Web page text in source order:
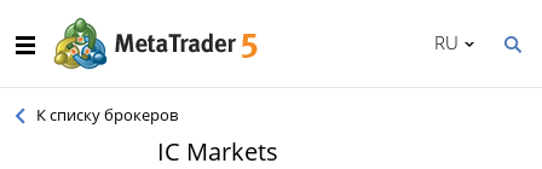
RU
К списку брокеров
IC Markets